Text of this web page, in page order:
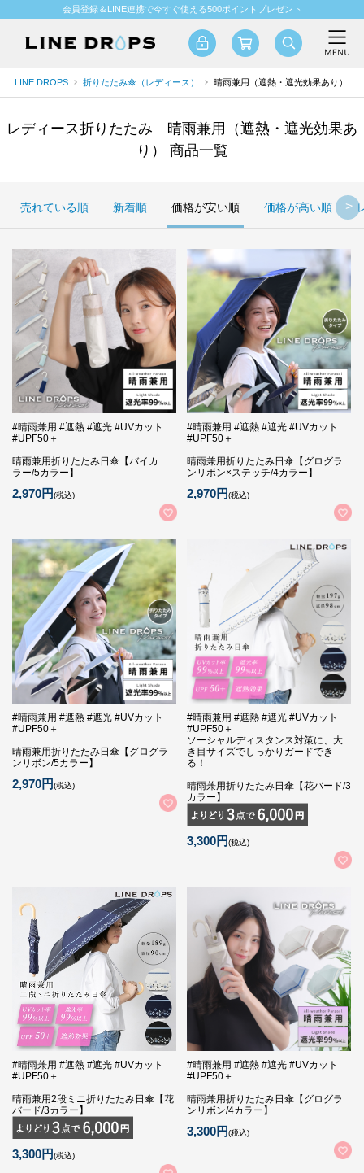
会員登録＆LINE連携で今すぐ使える500ポイントプレゼント
LINE DROPS 折りたたみ傘（レディース） 晴雨兼用（遮熱・遮光効果あり）
レディース折りたたみ 晴雨兼用（遮熱・遮光効果あ
り） 商品一覧
売れている順 新着順 価格が安い順 価格が高い順
#晴雨兼用 #遮熱 #遮光 #UVカット
#UPF50＋
晴雨兼用折りたたみ日傘【バイカ
ラー/5カラー】
2,970円(税込)
#晴雨兼用 #遮熱 #遮光 #UVカット
#UPF50＋
晴雨兼用折りたたみ日傘【グログラ
ンリボン×ステッチ/4カラー】
2,970円(税込)
#晴雨兼用 #遮熱 #遮光 #UVカット
#UPF50＋
晴雨兼用折りたたみ日傘【グログラ
ンリボン/5カラー】
2,970円(税込)
#晴雨兼用 #遮熱 #遮光 #UVカット
#UPF50＋
ソーシャルディスタンス対策に、大
き目サイズでしっかりガードでき
る！
晴雨兼用折りたたみ日傘【花バード/3
カラー】
3,300円(税込)
#晴雨兼用 #遮熱 #遮光 #UVカット
#UPF50＋
晴雨兼用2段ミニ折りたたみ日傘【花
バード/3カラー】
3,300円(税込)
#晴雨兼用 #遮熱 #遮光 #UVカット
#UPF50＋
晴雨兼用折りたたみ日傘【グログラ
ンリボン/4カラー】
3,300円(税込)